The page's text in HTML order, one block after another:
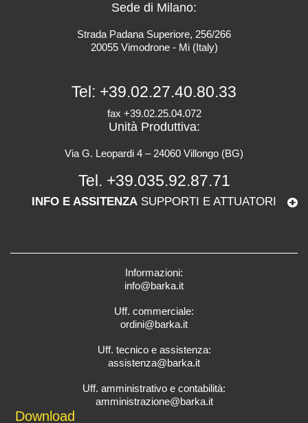
Sede di Milano:
Strada Padana Superiore, 256/266
20055 Vimodrone - Mi (Italy)
Tel: +39.02.27.40.80.33
fax +39.02.25.04.072
Unità Produttiva:
Via G. Leopardi 4 – 24060 Villongo (BG)
Tel. +39.035.92.87.71
INFO E ASSITENZA SUPPORTI E ATTUATORI
Informazioni:
info@barka.it
Uff. commerciale:
ordini@barka.it
Uff. tecnico e assistenza:
assistenza@barka.it
Uff. amministrativo e contabilità:
amministrazione@barka.it
Download